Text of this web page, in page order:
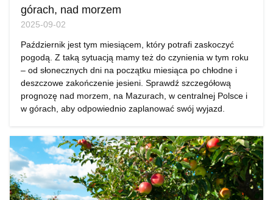
górach, nad morzem
2025-09-02
Październik jest tym miesiącem, który potrafi zaskoczyć
pogodą. Z taką sytuacją mamy też do czynienia w tym roku
– od słonecznych dni na początku miesiąca po chłodne i
deszczowe zakończenie jesieni. Sprawdź szczegółową
prognozę nad morzem, na Mazurach, w centralnej Polsce i
w górach, aby odpowiednio zaplanować swój wyjazd.